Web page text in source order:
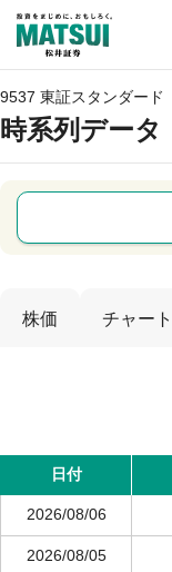
9537 東証スタンダード
時系列データ
株価 チャート
日付
2026/08/06
2026/08/05